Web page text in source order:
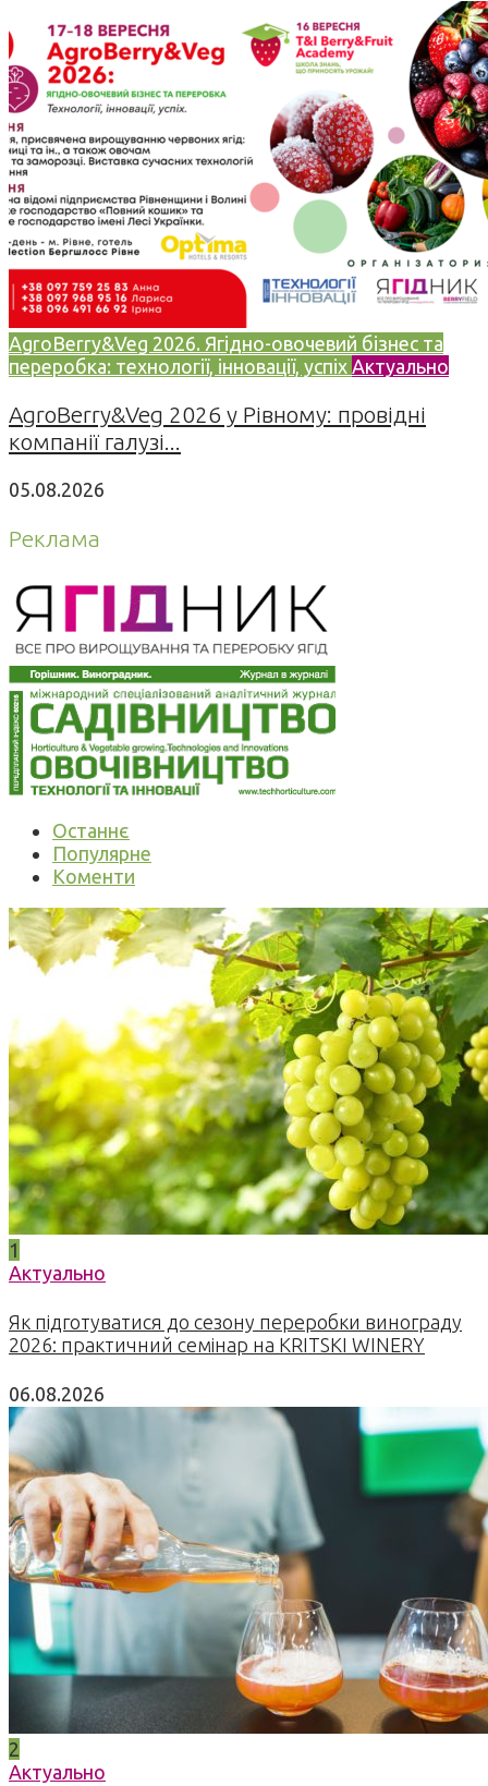
AgroBerry&Veg 2026. Ягідно-овочевий бізнес та
переробка: технології, інновації, успіх Актуально
AgroBerry&Veg 2026 у Рівному: провідні
компанії галузі...
05.08.2026
Реклама
Останнє
Популярне
Коменти
1
Актуально
Як підготуватися до сезону переробки винограду
2026: практичний семінар на KRITSKI WINERY
06.08.2026
2
Актуально